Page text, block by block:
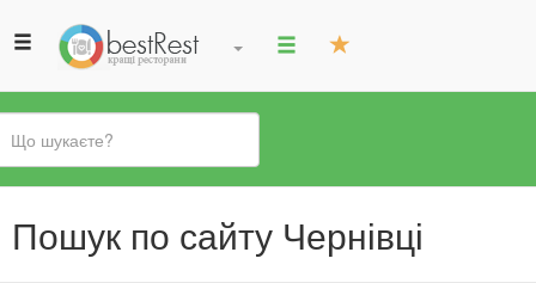
Ви
єПошук по сайту Чернівці